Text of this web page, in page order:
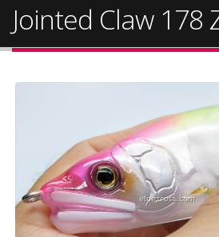
Jointed Claw 178